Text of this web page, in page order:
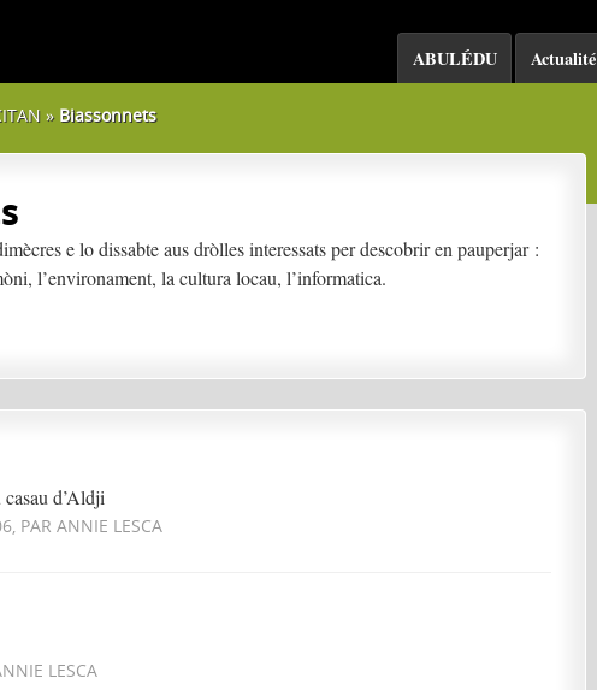
Actualité
ABULÉDU
» Biassonnets
e lo dissabte aus dròlles interessats per descobrir en pauperjar :
l’environament, la cultura locau, l’informatica.
d’Aldji
PAR ANNIE LESCA
LESCA